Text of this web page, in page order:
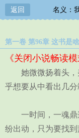
返回 名义：
第一卷 第96章 这书是
《关闭小说畅读
她微微扬着头，
乎想要从中看出几分
一时间，一魂鼎
纷出动，只为要找